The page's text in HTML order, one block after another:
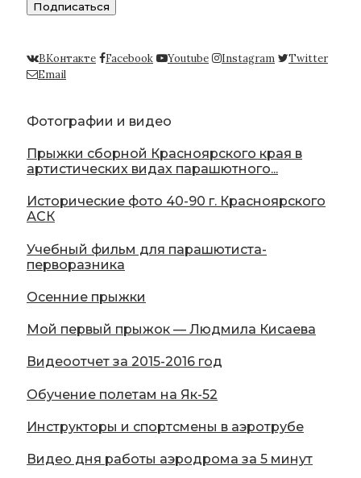
ВКонтакте Facebook Youtube Instagram
Twitter
Email
Фотографии и видео
Прыжки сборной Красноярского края в
артистических видах парашютного...
Исторические фото 40-90 г. Красноярского
АСК
Учебный фильм для парашютиста-
перворазника
Осенние прыжки
Мой первый прыжок — Людмила Кисаева
Видеоотчет за 2015-2016 год
Обучение полетам на Як-52
Инструкторы и спортсмены в аэротрубе
Видео дня работы аэродрома за 5 минут